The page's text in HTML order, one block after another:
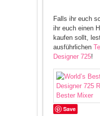
Falls ihr euch
ihr euch einen
kaufen sollt,
ausführlichen
Designer 725!
Save